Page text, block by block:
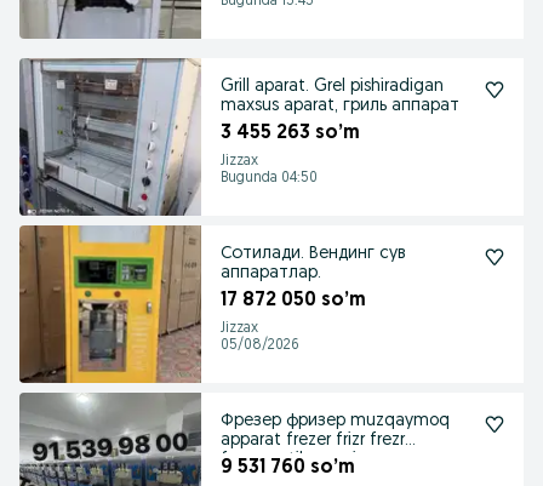
Grill aparat. Grel pishiradigan
maxsus aparat, гриль аппарат
3 455 263 so’m
Jizzax
Bugunda 04:50
Сотилади. Вендинг сув
аппаратлар.
17 872 050 so’m
Jizzax
05/08/2026
Фрезер фризер muzqaymoq
apparat frezer frizr frezr
fergamatik marojne
9 531 760 so’m